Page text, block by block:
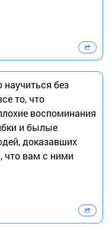
без
то, что
воспоминания
и былые
доказавших
что вам с ними